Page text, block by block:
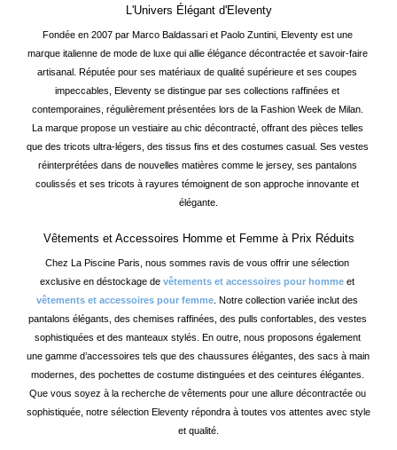
L'Univers Élégant d'Eleventy
Fondée en 2007 par Marco Baldassari et Paolo Zuntini, Eleventy est une
marque italienne de mode de luxe qui allie élégance décontractée et savoir-faire
artisanal. Réputée pour ses matériaux de qualité supérieure et ses coupes
impeccables, Eleventy se distingue par ses collections raffinées et
contemporaines, régulièrement présentées lors de la Fashion Week de Milan.
La marque propose un vestiaire au chic décontracté, offrant des pièces telles
que des tricots ultra-légers, des tissus fins et des costumes casual. Ses vestes
réinterprétées dans de nouvelles matières comme le jersey, ses pantalons
coulissés et ses tricots à rayures témoignent de son approche innovante et
élégante.
Vêtements et Accessoires Homme et Femme à Prix Réduits
Chez La Piscine Paris, nous sommes ravis de vous offrir une sélection
exclusive en déstockage de vêtements et accessoires pour homme
vêtements et accessoires pour femme . Notre collection variée inclut des
pantalons élégants, des chemises raffinées, des pulls confortables, des vestes
sophistiquées et des manteaux stylés. En outre, nous proposons également
une gamme d’accessoires tels que des chaussures élégantes, des sacs à main
modernes, des pochettes de costume distinguées et des ceintures élégantes.
Que vous soyez à la recherche de vêtements pour une allure décontractée ou
sophistiquée, notre sélection Eleventy répondra à toutes vos attentes avec style
et qualité.